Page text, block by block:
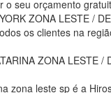
o seu orçamento
ZONA LESTE /
os clientes na
ZONA LESTE
zona leste sp é a